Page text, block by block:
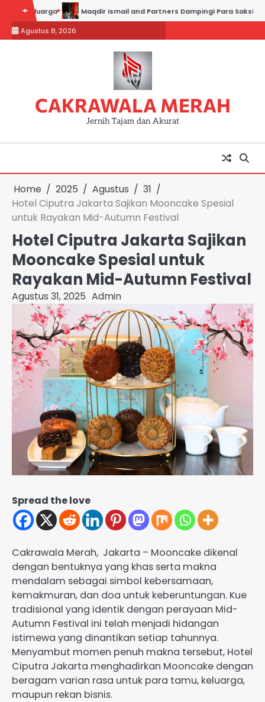
content
Maqdir Ismail and Partners Dampingi Para Saksi Hadiri
Agustus 8, 2026
CAKRAWALA MERAH
Jernih Tajam dan Akurat
Home 2025 Agustus
31
Hotel Ciputra Jakarta Sajikan Mooncake Spesial
untuk Rayakan Mid-Autumn Festival
Hotel Ciputra Jakarta Sajikan
Mooncake Spesial untuk
Rayakan Mid-Autumn Festival
Agustus 31, 2025 Admin
Spread the love
Cakrawala Merah, Jakarta – Mooncake dikenal
dengan bentuknya yang khas serta makna
mendalam sebagai simbol kebersamaan,
kemakmuran, dan doa untuk keberuntungan. Kue
tradisional yang identik dengan perayaan Mid-
Autumn Festival ini telah menjadi hidangan
istimewa yang dinantikan setiap tahunnya.
Menyambut momen penuh makna tersebut, Hotel
Ciputra Jakarta menghadirkan Mooncake dengan
beragam varian rasa untuk para tamu, keluarga,
maupun rekan bisnis.